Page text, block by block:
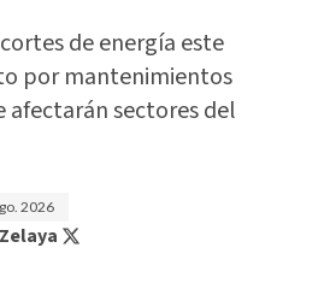
de energía este
por mantenimientos
afectarán sectores del
2026